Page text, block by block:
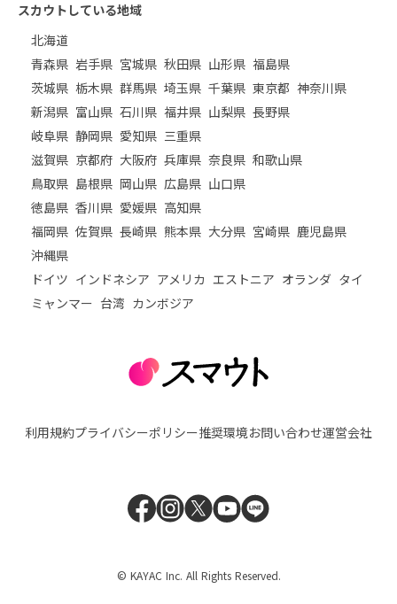
スカウトしている地域
北海道
青森県 岩手県 宮城県 秋田県 山形県 福島県
茨城県 栃木県 群馬県 埼玉県 千葉県 東京都 神奈川県
新潟県 富山県 石川県 福井県 山梨県 長野県
岐阜県 静岡県 愛知県 三重県
滋賀県 京都府 大阪府 兵庫県 奈良県 和歌山県
鳥取県 島根県 岡山県 広島県 山口県
徳島県 香川県 愛媛県 高知県
福岡県 佐賀県 長崎県 熊本県 大分県 宮崎県 鹿児島県
沖縄県
ドイツ インドネシア アメリカ エストニア オランダ タイ
ミャンマー 台湾 カンボジア
利用規約プライバシーポリシー推奨環境お問い合わせ運営会社
© KAYAC Inc. All Rights Reserved.